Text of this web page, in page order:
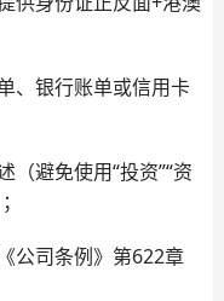
、银行账单或信用卡
（避免使用“投资”“资
公司条例》第622章